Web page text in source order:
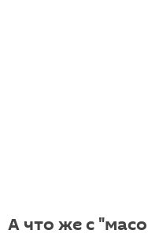
А что же с